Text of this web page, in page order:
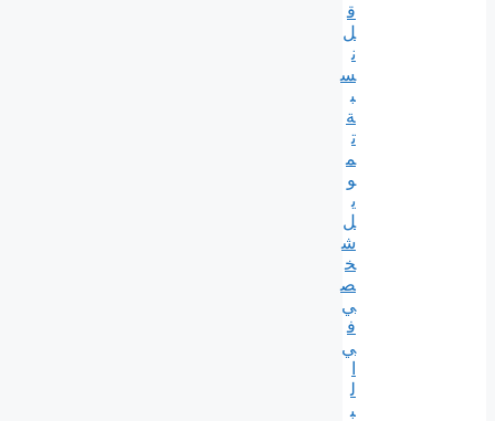
ق
ل
ن
س
ب
ة
ت
م
و
ي
ل
ش
خ
ص
ي
ف
ي
ل
ب